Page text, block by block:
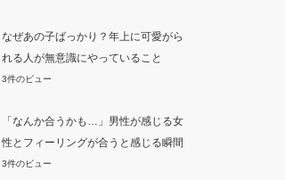
なぜあの子ばっかり？年上に可愛がら
れる人が無意識にやっていること
3件のビュー
「なんか合うかも…」男性が感じる女
性とフィーリングが合うと感じる瞬間
3件のビュー